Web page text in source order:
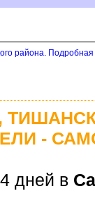
района.
-
дней